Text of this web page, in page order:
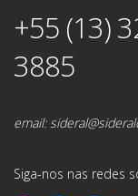
+55 (13)
3885
email:
Siga-nos nas redes